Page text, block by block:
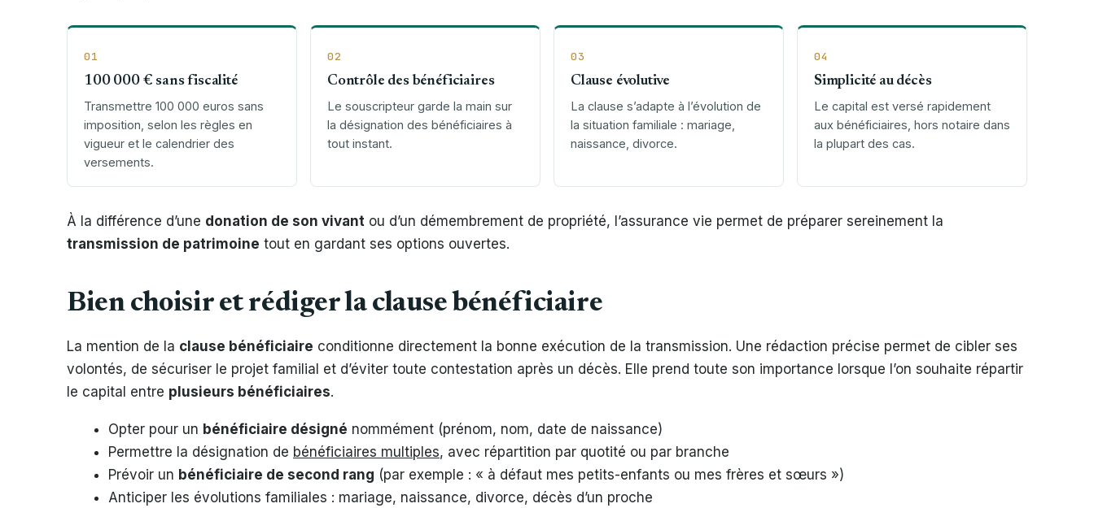
01
100 000 € sans fiscalité
Transmettre 100 000 euros sans
imposition, selon les règles en
vigueur et le calendrier des
versements.
02
Contrôle des bénéficiaires
Le souscripteur garde la main sur
la désignation des bénéficiaires à
tout instant.
03
Clause évolutive
La clause s’adapte à l’évolution de
la situation familiale : mariage,
naissance, divorce.
04
Simplicité au décès
Le capital est versé rapidement
aux bénéficiaires, hors notaire dans
la plupart des cas.
À la différence d’une donation de son vivant ou d’un démembrement de propriété, l’assurance vie permet de préparer sereinement la
transmission de patrimoine tout en gardant ses options ouvertes.
Bien choisir et rédiger la clause bénéficiaire
La mention de la clause bénéficiaire conditionne directement la bonne exécution de la transmission. Une rédaction précise permet de cibler ses
volontés, de sécuriser le projet familial et d’éviter toute contestation après un décès. Elle prend toute son importance lorsque l’on souhaite répartir
le capital entre plusieurs bénéficiaires.
Opter pour un bénéficiaire désigné nommément (prénom, nom, date de naissance)
Permettre la désignation de bénéficiaires multiples, avec répartition par quotité ou par branche
Prévoir un bénéficiaire de second rang (par exemple : « à défaut mes petits-enfants ou mes frères et sœurs »)
Anticiper les évolutions familiales : mariage, naissance, divorce, décès d’un proche